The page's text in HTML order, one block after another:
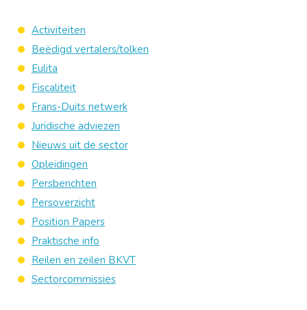
Activiteiten
Beëdigd vertalers/tolken
Eulita
Fiscaliteit
Frans-Duits netwerk
Juridische adviezen
Nieuws uit de sector
Opleidingen
Persberichten
Persoverzicht
Position Papers
Praktische info
Reilen en zeilen BKVT
Sectorcommissies